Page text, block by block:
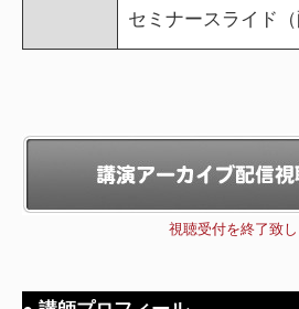
セミナースライド
視聴受付を終了致